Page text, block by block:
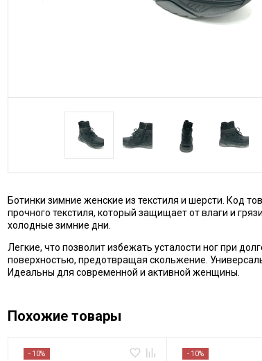
Ботинки зимние женские из текстиля и шерсти. Код
прочного текстиля, который защищает от влаги и
холодные зимние дни.
Легкие, что позволит избежать усталости ног при
поверхностью, предотвращая скольжение.
Идеальны для современной и активной женщины.
Похожие товары
- 10% - 10%